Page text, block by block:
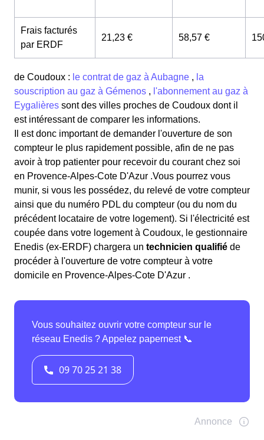
Frais facturés
par ERDF
21,23 € 58,57 €
de Coudoux : le contrat de gaz à Aubagne , la
souscription au gaz à Gémenos , l'abonnement au gaz à
Eygalières sont des villes proches de Coudoux dont il
est intéressant de comparer les informations.
Il est donc important de demander l'ouverture de son
compteur le plus rapidement possible, afin de ne pas
avoir à trop patienter pour recevoir du courant chez soi
en Provence-Alpes-Cote D'Azur .Vous pourrez vous
munir, si vous les possédez, du relevé de votre compteur
ainsi que du numéro PDL du compteur (ou du nom du
précédent locataire de votre logement). Si l'électricité est
coupée dans votre logement à Coudoux, le gestionnaire
Enedis (ex-ERDF) chargera un technicien qualifié de
procéder à l'ouverture de votre compteur à votre
domicile en Provence-Alpes-Cote D'Azur .